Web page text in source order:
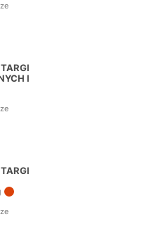
I